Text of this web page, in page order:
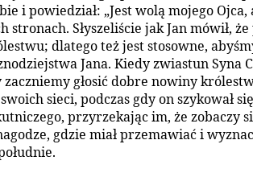
i powiedział: „Jest wolą mojego
stronach. Słyszeliście jak Jan mówił,
dlatego też jest stosowne,
Jana. Kiedy zwiastun Syna
zaczniemy głosić dobre nowiny
sieci, podczas gdy on szykował
przyrzekając im, że zobaczy
gdzie miał przemawiać i